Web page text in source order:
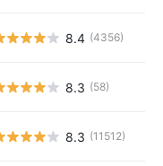
8.4 (4356)
8.3 (58)
8.3 (11512)